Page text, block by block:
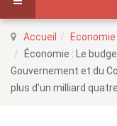
Accueil
Economie
Économie : Le
Gouvernement et du
plus d'un milliard